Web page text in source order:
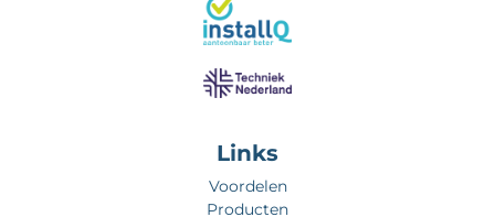
Links
Voordelen
Producten